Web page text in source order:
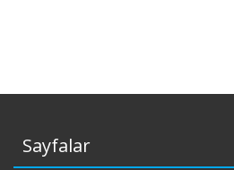
Sayfalar